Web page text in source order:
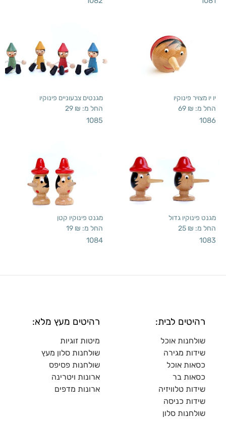
יו יו מצויר פינוקיו
החל מ: 69 ₪
1086
מגנטים צבעוניים פינוקיו
החל מ: 29 ₪
1085
מגנט פינוקיו גדול
החל מ: 25 ₪
1083
מגנט פינוקיו קטן
החל מ: 19 ₪
1084
רהיטים לבית:
שולחנות אוכל
שידות מגירה
כסאות אוכל
כסאות בר
שידות טלוויזיה
שידות כניסה
שולחנות סלון
רהיטים מעץ מלא:
מיטות זוגיות
שולחנות סלון מעץ
שולחנות פסיפס
ארונות ויטרינה
ארונות מדפים